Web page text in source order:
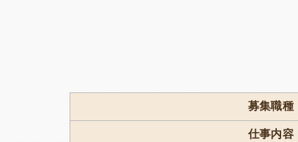
募集職種
仕事内容